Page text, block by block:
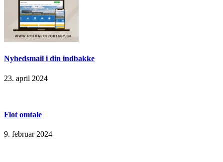
Nyhedsmail i din indbakke
23. april 2024
Flot omtale
9. februar 2024